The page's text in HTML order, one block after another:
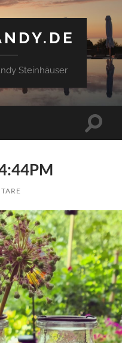
Steinhäuser